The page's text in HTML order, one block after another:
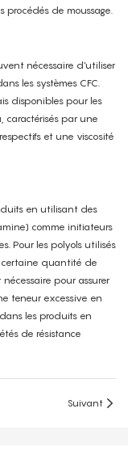
de moussage.
nécessaire d'utiliser
les systèmes CFC.
disponibles pour les
caractérisés par une
et une viscosité
en utilisant des
comme initiateurs
Pour les polyols utilisés
certaine quantité de
pour assurer
teneur excessive en
les produits en
de résistance
Suivant